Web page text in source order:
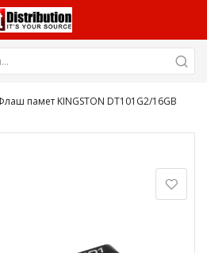
памет KINGSTON DT101G2/16GB